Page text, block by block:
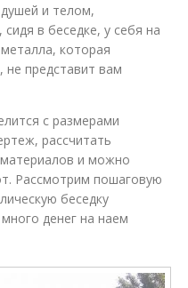
и телом,
в беседке, у себя на
которая
не представит вам
с размерами
рассчитать
и можно
Рассмотрим пошаговую
беседку
денег на наем